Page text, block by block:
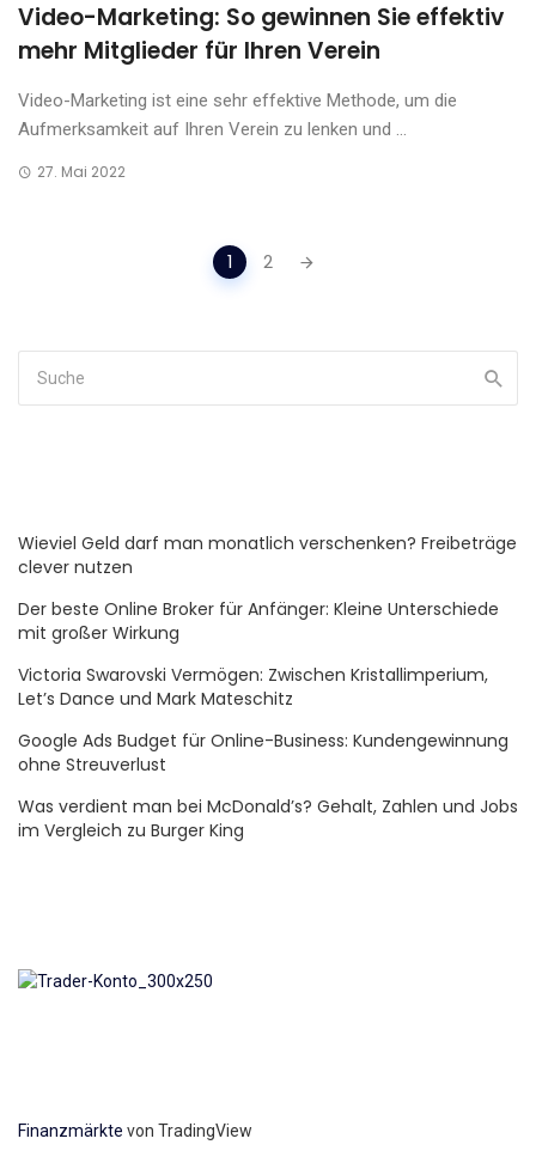
Video-Marketing: So gewinnen Sie effektiv
mehr Mitglieder für Ihren Verein
Video-Marketing ist eine sehr effektive Methode, um die
Aufmerksamkeit auf Ihren Verein zu lenken und ...
27. Mai 2022
1 2
Wieviel Geld darf man monatlich verschenken? Freibeträge
clever nutzen
Der beste Online Broker für Anfänger: Kleine Unterschiede
mit großer Wirkung
Victoria Swarovski Vermögen: Zwischen Kristallimperium,
Let’s Dance und Mark Mateschitz
Google Ads Budget für Online-Business: Kundengewinnung
ohne Streuverlust
Was verdient man bei McDonald’s? Gehalt, Zahlen und Jobs
im Vergleich zu Burger King
Finanzmärkte von TradingView